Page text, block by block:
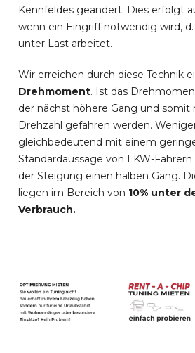
Kennfeldes geändert. Dies erfolgt
wenn ein Eingriff notwendig wird,
unter Last arbeitet.
Wir erreichen durch diese Technik
Drehmoment. Ist das
der nächst höhere Gang und
Drehzahl gefahren werden.
gleichbedeutend mit einem
Standardaussage von LKW-
der Steigung einen halben Gang.
liegen im Bereich von 10% unter
Verbrauch.